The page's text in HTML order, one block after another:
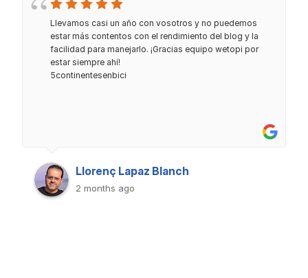
Llevamos casi un año con vosotros y no puedemos
estar más contentos con el rendimiento del blog y la
facilidad para manejarlo. ¡Gracias equipo wetopi por
estar siempre ahí!
5continentesenbici
Llorenç Lapaz Blanch
2 months ago